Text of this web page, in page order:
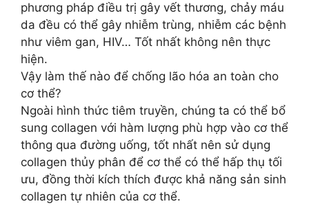
phương pháp điều trị gây vết thương, chảy máu
da đều có thể gây nhiễm trùng, nhiễm các bệnh
như viêm gan, HIV… Tốt nhất không nên thực
hiện.
Vậy làm thế nào để chống lão hóa an toàn cho
cơ thể?
Ngoài hình thức tiêm truyền, chúng ta có thể bổ
sung collagen với hàm lượng phù hợp vào cơ thể
thông qua đường uống, tốt nhất nên sử dụng
collagen thủy phân để cơ thể có thể hấp thụ tối
ưu, đồng thời kích thích được khả năng sản sinh
collagen tự nhiên của cơ thể.